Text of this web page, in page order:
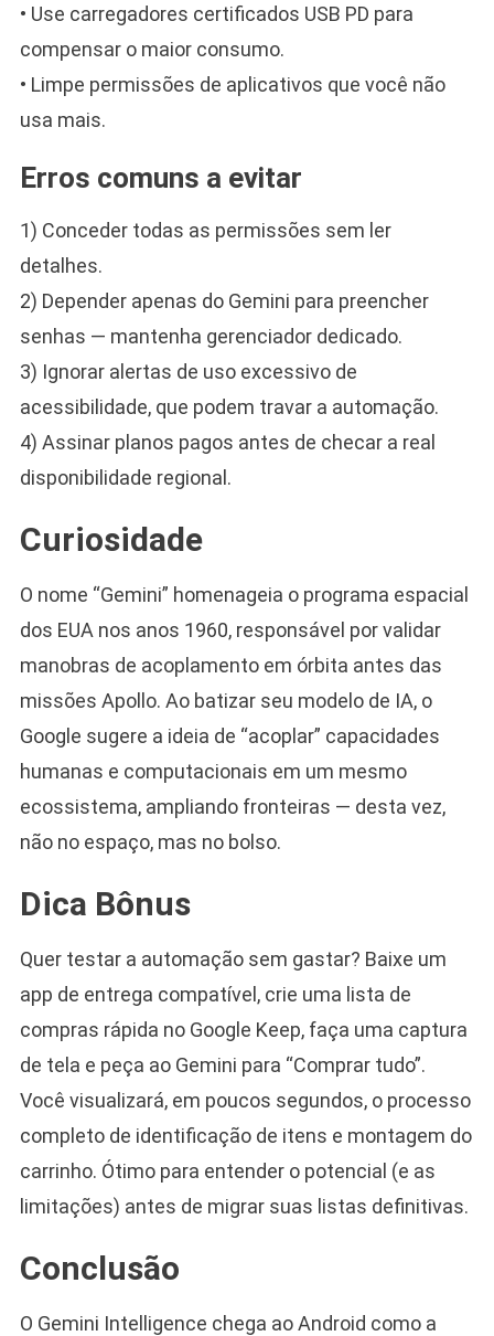
• Use carregadores certificados USB PD para
compensar o maior consumo.
• Limpe permissões de aplicativos que você não
usa mais.
Erros comuns a evitar
1) Conceder todas as permissões sem ler
detalhes.
2) Depender apenas do Gemini para preencher
senhas — mantenha gerenciador dedicado.
3) Ignorar alertas de uso excessivo de
acessibilidade, que podem travar a automação.
4) Assinar planos pagos antes de checar a real
disponibilidade regional.
Curiosidade
O nome “Gemini” homenageia o programa espacial
dos EUA nos anos 1960, responsável por validar
manobras de acoplamento em órbita antes das
missões Apollo. Ao batizar seu modelo de IA, o
Google sugere a ideia de “acoplar” capacidades
humanas e computacionais em um mesmo
ecossistema, ampliando fronteiras — desta vez,
não no espaço, mas no bolso.
Dica Bônus
Quer testar a automação sem gastar? Baixe um
app de entrega compatível, crie uma lista de
compras rápida no Google Keep, faça uma captura
de tela e peça ao Gemini para “Comprar tudo”.
Você visualizará, em poucos segundos, o processo
completo de identificação de itens e montagem do
carrinho. Ótimo para entender o potencial (e as
limitações) antes de migrar suas listas definitivas.
Conclusão
O Gemini Intelligence chega ao Android como a